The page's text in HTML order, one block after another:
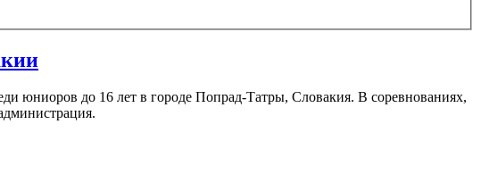
юниоров до 16 лет в городе Попрад-Татры, Словакия. В соревнованиях,